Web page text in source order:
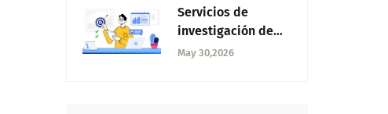
Servicios de
investigación de
mercados: 5
May 30,2026